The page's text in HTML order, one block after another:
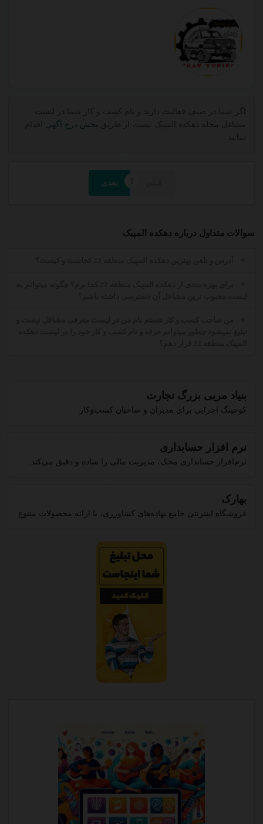
اگر شما در صنف فعالیت دارید و نام کسب و کار شما در لیست
مشاغل محله دهکده المپیک نیست از طریق
بخش درج آگهی
اقدام
نمایید
بعدی
سوالات متداول درباره دهکده المپیک
آدرس و تلفن بهترین دهکده المپیک منطقه 22 کجاست و کیست؟
من صاحب کسب و کار هستم نام من در لیست معرفی مشاغل نیست و
تبلیغ نمیشود چطور میتوانم حرفه و نام کسب و کار خود را در لیست دهکده
المپیک منطقه 22 قرار دهم؟
بنیاد مربی بزرگ تجارت
کوچینگ اجرایی برای مدیران و صاحبان کسب‌وکار
نرم افزار حسابداری
نرم‌افزار حسابداری محک، مدیریت مالی را ساده و دقیق می‌کند.
بهارک
فروشگاه اینترنتی جامع نهاده‌های کشاورزی، با ارائه محصولات متنوع